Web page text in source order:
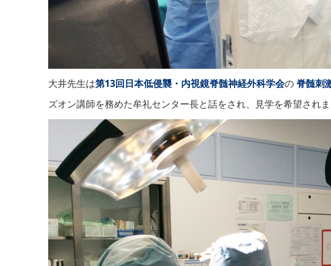
大井先生は第13回日本低侵襲・内視鏡脊髄神経外科学会の脊髄刺
ズオン講師を務めた牟礼センター長と話をされ、見学を希望されま